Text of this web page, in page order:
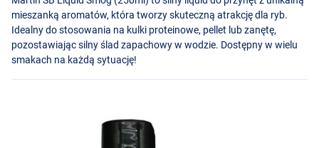
mieszanką aromatów, która tworzy skuteczną atrakcję dla ryb.
Idealny do stosowania na kulki proteinowe, pellet lub zanętę,
pozostawiając silny ślad zapachowy w wodzie. Dostępny w wielu
smakach na każdą sytuację!